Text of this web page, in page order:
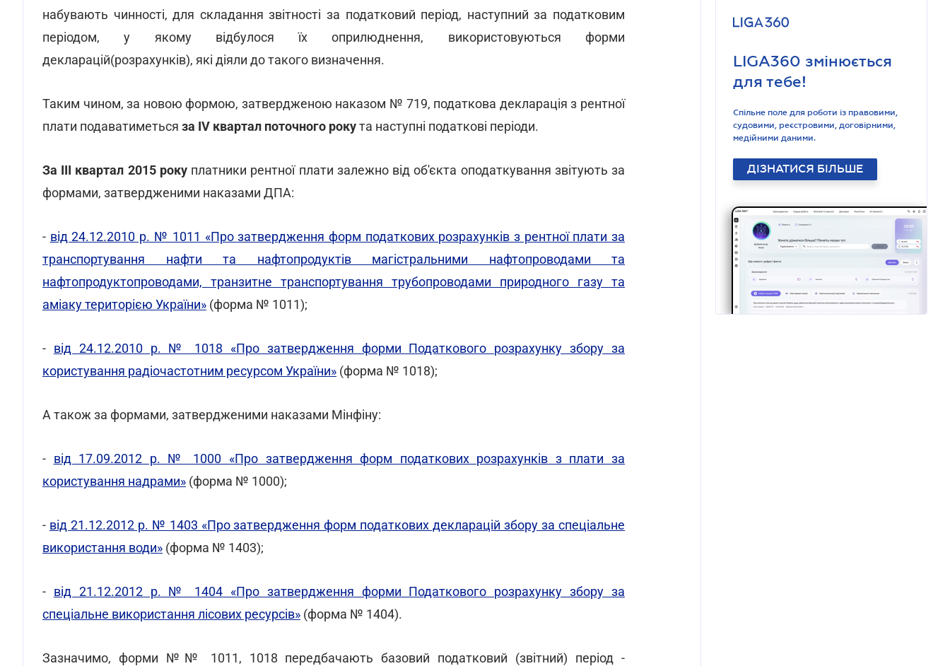
набувають чинності, для складання звітності за податковий період, наступний за податковим
періодом, у якому відбулося їх оприлюднення, використовуються форми
декларацій(розрахунків), які діяли до такого визначення.
Таким чином, за новою формою, затвердженою наказом № 719, податкова декларація з рентної
плати подаватиметься за IV квартал поточного рокута наступні податкові періоди.
За III квартал 2015 рокуплатники рентної плати залежно від об'єкта оподаткування звітують за
формами, затвердженими наказами ДПА:
- від 24.12.2010 р. № 1011 «Про затвердження форм податкових розрахунків з рентної плати за
транспортування нафти та нафтопродуктів магістральними нафтопроводами та
нафтопродуктопроводами, транзитне транспортування трубопроводами природного газу та
аміаку територією України» (форма № 1011);
- від 24.12.2010 р. № 1018 «Про затвердження форми Податкового розрахунку збору за
користування радіочастотним ресурсом України» (форма № 1018);
А також за формами, затвердженими наказами Мінфіну:
- від 17.09.2012 р. № 1000 «Про затвердження форм податкових розрахунків з плати за
користування надрами» (форма № 1000);
- від 21.12.2012 р. № 1403 «Про затвердження форм податкових декларацій збору за спеціальне
використання води» (форма № 1403);
- від 21.12.2012 р. № 1404 «Про затвердження форми Податкового розрахунку збору за
спеціальне використання лісових ресурсів» (форма № 1404).
Зазначимо, форми №№ 1011, 1018 передбачають базовий податковий (звітний) період -
LIGA360 змінюється
для тебе!
Спільне поле для роботи із правовими,
судовими, реєстровими, договірними,
медійними даними.
ДІЗНАТИСЯ БІЛЬШЕ